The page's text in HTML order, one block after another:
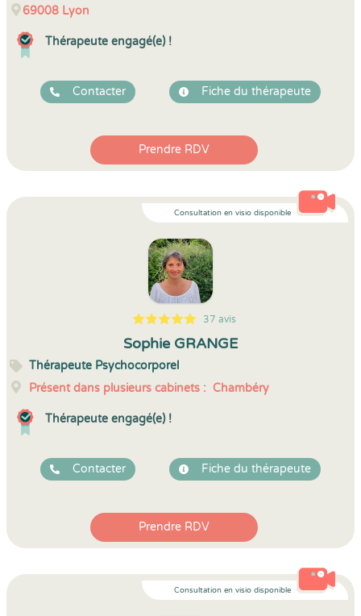
69008 Lyon
Thérapeute engagé(e) !
Contacter Fiche du thérapeute
Prendre RDV
Consultation en visio disponible
5
1
5
37 37 avis
Sophie GRANGE
Thérapeute Psychocorporel
Présent dans plusieurs cabinets : Chambéry
Thérapeute engagé(e) !
Contacter Fiche du thérapeute
Prendre RDV
Consultation en visio disponible